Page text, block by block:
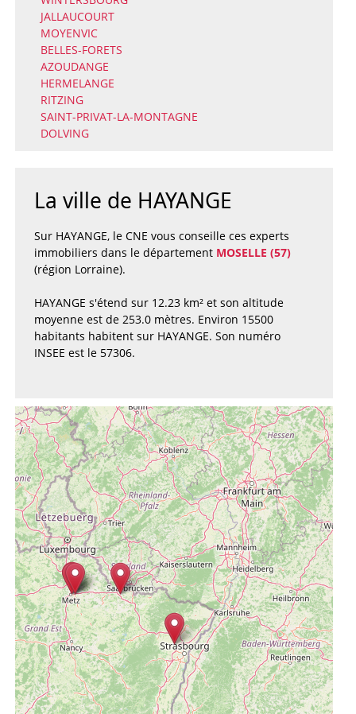
JALLAUCOURT
MOYENVIC
BELLES-FORETS
AZOUDANGE
HERMELANGE
RITZING
SAINT-PRIVAT-LA-MONTAGNE
DOLVING
La ville de HAYANGE
Sur HAYANGE, le CNE vous conseille ces experts
immobiliers dans le département MOSELLE (57)
(région Lorraine).
HAYANGE s'étend sur 12.23 km² et son altitude
moyenne est de 253.0 mètres. Environ 15500
habitants habitent sur HAYANGE. Son numéro
INSEE est le 57306.